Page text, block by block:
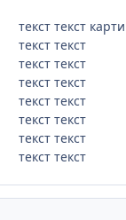
текст текст
текст текст
текст текст
текст текст
текст текст
текст текст
текст текст
текст текст